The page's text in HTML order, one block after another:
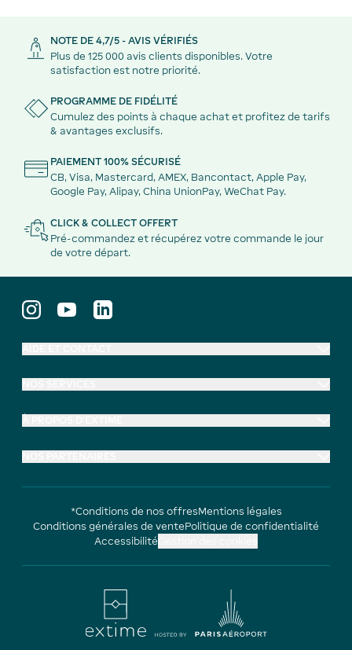
NOTE DE 4,7/5 - AVIS VÉRIFIÉS
Plus de 125 000 avis clients disponibles. Votre
satisfaction est notre priorité.
PROGRAMME DE FIDÉLITÉ
Cumulez des points à chaque achat et profitez de tarifs
& avantages exclusifs.
PAIEMENT 100% SÉCURISÉ
CB, Visa, Mastercard, AMEX, Bancontact, Apple Pay,
Google Pay, Alipay, China UnionPay, WeChat Pay.
CLICK & COLLECT OFFERT
Pré-commandez et récupérez votre commande le jour
de votre départ.
*Conditions de nos offresMentions légales
Conditions générales de ventePolitique de confidentialité
Accessibilité